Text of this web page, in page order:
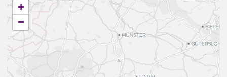
+
−